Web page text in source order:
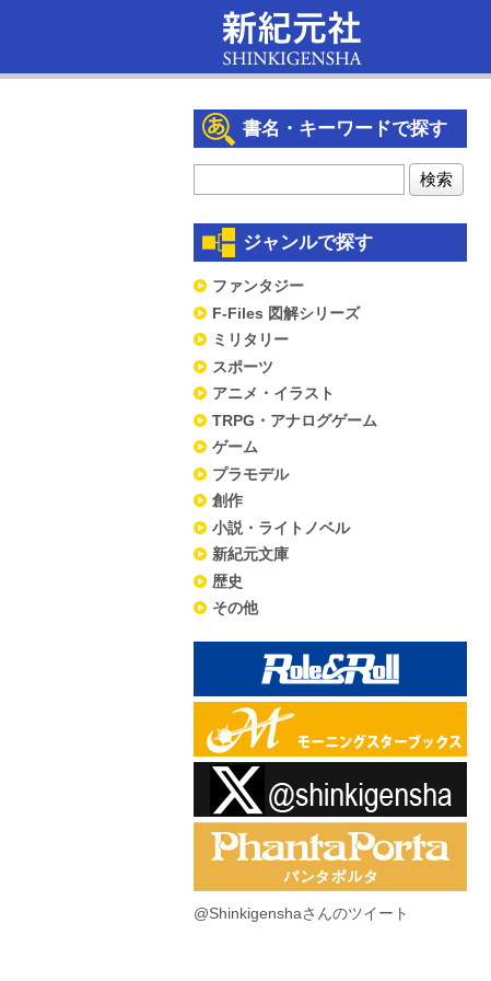
書名・キーワードで探す
ジャンルで探す
ファンタジー
F-Files 図解シリーズ
ミリタリー
スポーツ
アニメ・イラスト
TRPG・アナログゲーム
ゲーム
プラモデル
創作
小説・ライトノベル
新紀元文庫
歴史
その他
@Shinkigenshaさんのツイート